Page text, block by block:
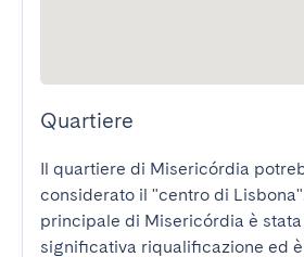
Quartiere
Il quartiere di Misericórdia
considerato il "centro di
principale di Misericórdia è
significativa riqualificazione ed